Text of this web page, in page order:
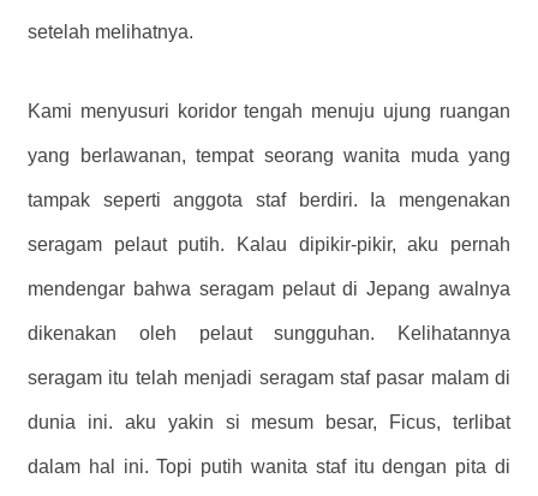
setelah melihatnya.
Kami menyusuri koridor tengah menuju ujung ruangan
yang berlawanan, tempat seorang wanita muda yang
tampak seperti anggota staf berdiri. Ia mengenakan
seragam pelaut putih. Kalau dipikir-pikir, aku pernah
mendengar bahwa seragam pelaut di Jepang awalnya
dikenakan oleh pelaut sungguhan. Kelihatannya
seragam itu telah menjadi seragam staf pasar malam di
dunia ini. aku yakin si mesum besar, Ficus, terlibat
dalam hal ini. Topi putih wanita staf itu dengan pita di